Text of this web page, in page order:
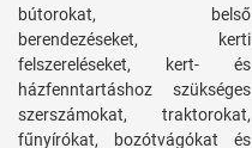
bútorokat, belső
berendezéseket, kerti
felszereléseket, kert- és
házfenntartáshoz szükséges
szerszámokat, traktorokat,
fűnyírókat, bozótvágókat és